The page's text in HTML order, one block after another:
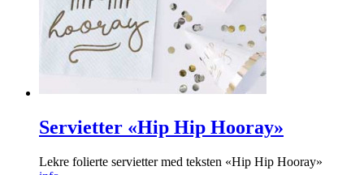
Servietter «Hip Hip Hooray»
Lekre folierte servietter med teksten «Hip Hip Hooray»